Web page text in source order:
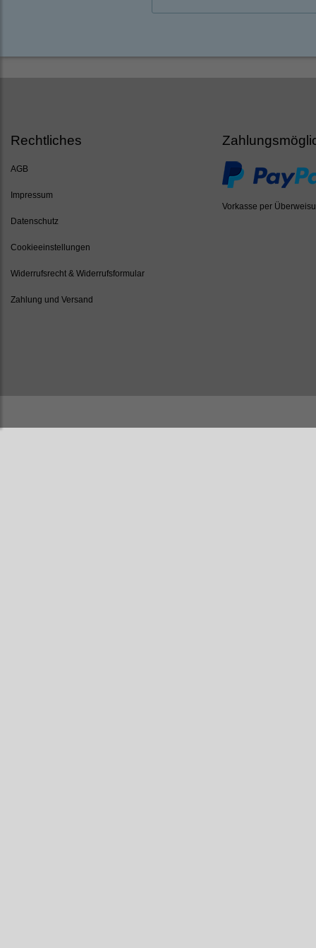
Rechtliches
AGB
Impressum
Datenschutz
Cookieeinstellungen
Widerrufsrecht & Widerrufsformular
Zahlung und Versand
Vorkasse per